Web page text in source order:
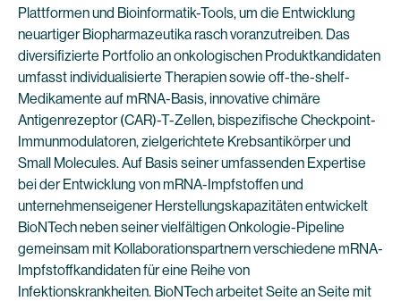
Plattformen und Bioinformatik-Tools, um die Entwicklung
neuartiger Biopharmazeutika rasch voranzutreiben. Das
diversifizierte Portfolio an onkologischen Produktkandidaten
umfasst individualisierte Therapien sowie off-the-shelf-
Medikamente auf mRNA-Basis, innovative chimäre
Antigenrezeptor (CAR)-T-Zellen, bispezifische Checkpoint-
Immunmodulatoren, zielgerichtete Krebsantikörper und
Small Molecules. Auf Basis seiner umfassenden Expertise
bei der Entwicklung von mRNA-Impfstoffen und
unternehmenseigener Herstellungskapazitäten entwickelt
BioNTech neben seiner vielfältigen Onkologie-Pipeline
gemeinsam mit Kollaborationspartnern verschiedene mRNA-
Impfstoffkandidaten für eine Reihe von
Infektionskrankheiten. BioNTech arbeitet Seite an Seite mit